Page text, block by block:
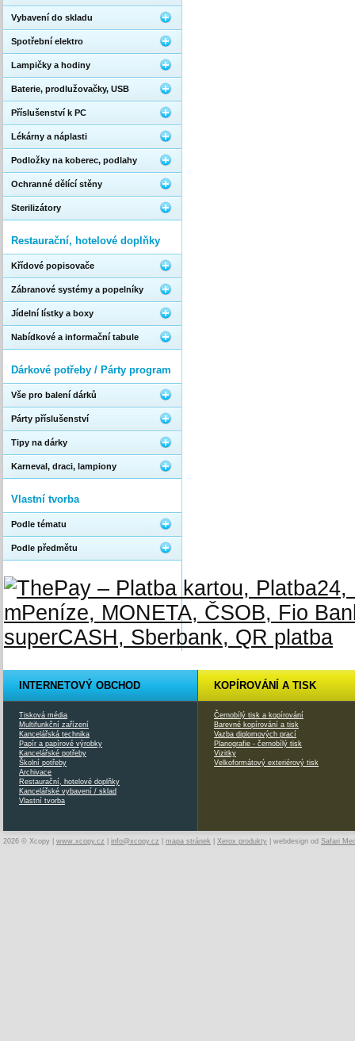
Vybavení do skladu
Spotřební elektro
Lampičky a hodiny
Baterie, prodlužovačky, USB
Příslušenství k PC
Lékárny a náplasti
Podložky na koberec, podlahy
Ochranné dělící stěny
Sterilizátory
Restaurační, hotelové doplňky
Křídové popisovače
Zábranové systémy a popelníky
Jídelní lístky a boxy
Nabídkové a informační tabule
Dárkové potřeby / Párty program
Vše pro balení dárků
Párty příslušenství
Tipy na dárky
Karneval, draci, lampiony
Vlastní tvorba
Podle tématu
Podle předmětu
INTERNETOVÝ OBCHOD
Tisková média
Multifunkční zařízení
Kancelářská technika
Papír a papírové výrobky
Kancelářské potřeby
Školní potřeby
Archivace
Restaurační, hotelové doplňky
Kancelářské vybavení / sklad
Vlastní tvorba
KOPÍROVÁNÍ A TISK
Černobílý tisk a kopírování
Barevné kopírování a tisk
Vazba diplomových prací
Planografie - černobílý tisk
Vizitky
Velkoformátový exteriérový tisk
2026 © Xcopy | www.xcopy.cz info@xcopy.cz mapa stránek Xerox produkty | webdesign od Safari